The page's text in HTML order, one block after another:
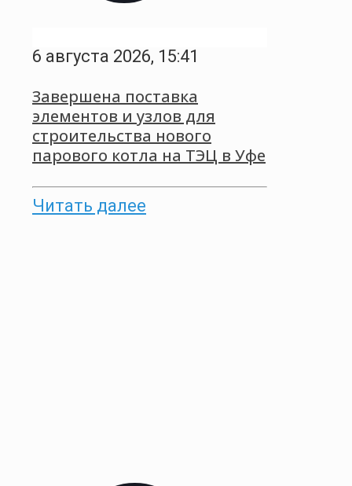
6 августа 2026, 15:41
Завершена поставка
элементов и узлов для
строительства нового
парового котла на ТЭЦ в Уфе
Читать далее